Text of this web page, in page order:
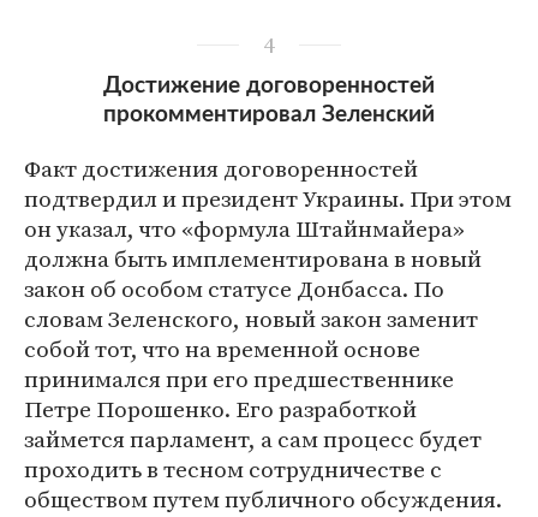
4
Достижение договоренностей
прокомментировал Зеленский
Факт достижения договоренностей
подтвердил и президент Украины. При этом
он указал, что «формула Штайнмайера»
должна быть имплементирована в новый
закон об особом статусе Донбасса. По
словам Зеленского, новый закон заменит
собой тот, что на временной основе
принимался при его предшественнике
Петре Порошенко. Его разработкой
займется парламент, а сам процесс будет
проходить в тесном сотрудничестве с
обществом путем публичного обсуждения.